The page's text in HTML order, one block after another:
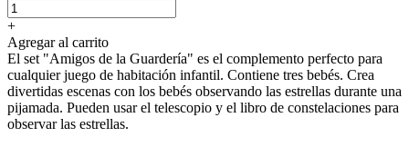
+
Agregar al carrito
El set "Amigos de la Guardería" es el complemento perfecto para
cualquier juego de habitación infantil. Contiene tres bebés. Crea
divertidas escenas con los bebés observando las estrellas durante una
pijamada. Pueden usar el telescopio y el libro de constelaciones para
observar las estrellas.